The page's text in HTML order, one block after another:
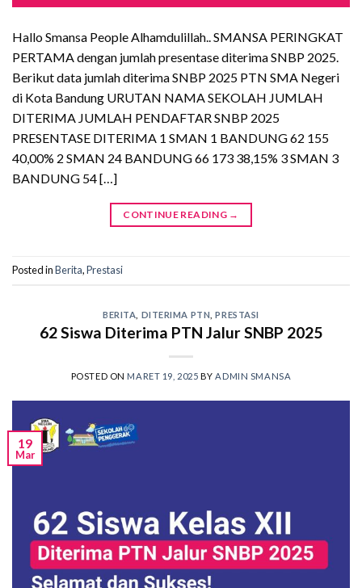
Hallo Smansa People Alhamdulillah.. SMANSA PERINGKAT
PERTAMA dengan jumlah presentase diterima SNBP 2025.
Berikut data jumlah diterima SNBP 2025 PTN SMA Negeri
di Kota Bandung URUTAN NAMA SEKOLAH JUMLAH
DITERIMA JUMLAH PENDAFTAR SNBP 2025
PRESENTASE DITERIMA 1 SMAN 1 BANDUNG 62 155
40,00% 2 SMAN 24 BANDUNG 66 173 38,15% 3 SMAN 3
BANDUNG 54 […]
CONTINUE READING →
Posted inBerita,Prestasi
BERITA DITERIMA PTN ,PRESTASI
62 Siswa Diterima PTN Jalur SNBP 2025
POSTED ON MARET 19, 2025 BYADMIN SMANSA
19
Mar